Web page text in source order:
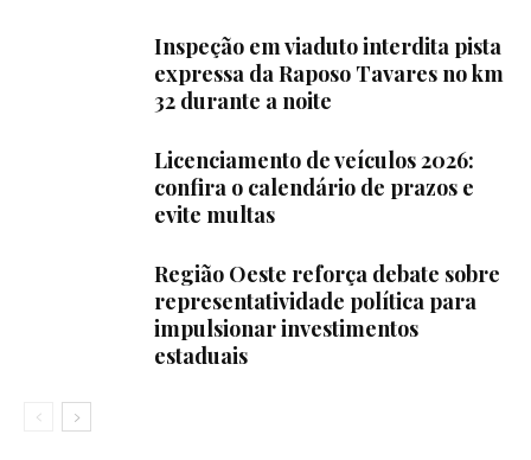
Inspeção em viaduto interdita pista
expressa da Raposo Tavares no km
32 durante a noite
Licenciamento de veículos 2026:
confira o calendário de prazos e
evite multas
Região Oeste reforça debate sobre
representatividade política para
impulsionar investimentos
estaduais